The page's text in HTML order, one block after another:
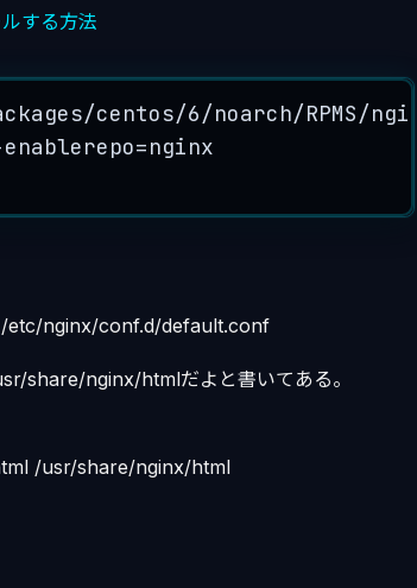
する方法
centos/6/noarch/RPMS/
enablerepo=nginx
/etc/nginx/conf.d/default.conf
nginx/htmlだよと書いてある。
/usr/share/nginx/html